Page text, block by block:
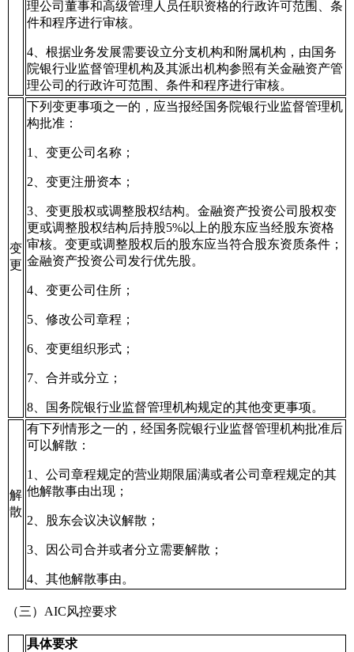
理公司董事和高级管理人员任职资格的行政许可范围、条
件和程序进行审核。
4、根据业务发展需要设立分支机构和附属机构，由国务
院银行业监督管理机构及其派出机构参照有关金融资产管
理公司的行政许可范围、条件和程序进行审核。
变
更
下列变更事项之一的，应当报经国务院银行业监督管理机
构批准：
1、变更公司名称；
2、变更注册资本；
3、变更股权或调整股权结构。金融资产投资公司股权变
更或调整股权结构后持股5%以上的股东应当经股东资格
审核。变更或调整股权后的股东应当符合股东资质条件；
金融资产投资公司发行优先股。
4、变更公司住所；
5、修改公司章程；
6、变更组织形式；
7、合并或分立；
8、国务院银行业监督管理机构规定的其他变更事项。
解
散
有下列情形之一的，经国务院银行业监督管理机构批准后
可以解散：
1、公司章程规定的营业期限届满或者公司章程规定的其
他解散事由出现；
2、股东会议决议解散；
3、因公司合并或者分立需要解散；
4、其他解散事由。
（三）AIC风控要求
具体要求